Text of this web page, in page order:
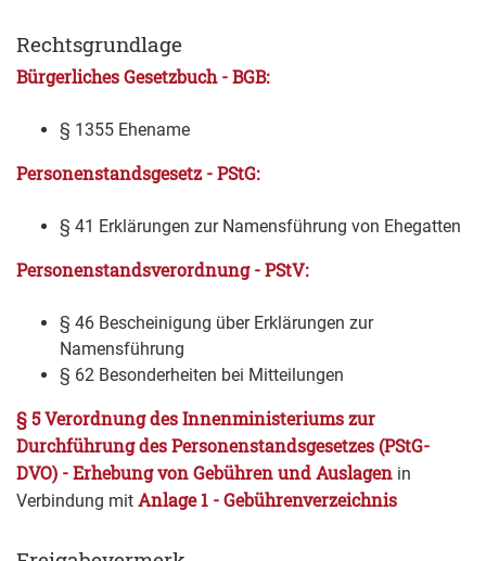
Rechtsgrundlage
Bürgerliches Gesetzbuch - BGB:
§ 1355 Ehename
Personenstandsgesetz - PStG:
§ 41 Erklärungen zur Namensführung von Ehegatten
Personenstandsverordnung - PStV:
§ 46 Bescheinigung über Erklärungen zur
Namensführung
§ 62 Besonderheiten bei Mitteilungen
§ 5 Verordnung des Innenministeriums zur
Durchführung des Personenstandsgesetzes (PStG-
DVO) - Erhebung von Gebühren und Auslagen in
Verbindung mit Anlage 1 - Gebührenverzeichnis